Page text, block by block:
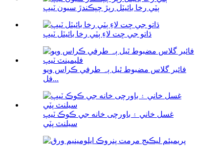
ٻٽي رخا بائيٽل رٻڙ چپڪندڙ سيون ٽيپ
ڌاتو جي ڇت لاءِ ٻٽي رخا بائيٽل ٽيپ
فائبر گلاس مضبوط ٿيل ٻہ طرفي ڪراس ويو
فل...
غسل خاني ۽ باورچی خانه جي ڪوڪ ٽيپ
سيلنٽ پٽي